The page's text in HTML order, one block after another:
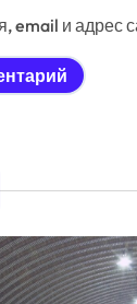
email и адрес